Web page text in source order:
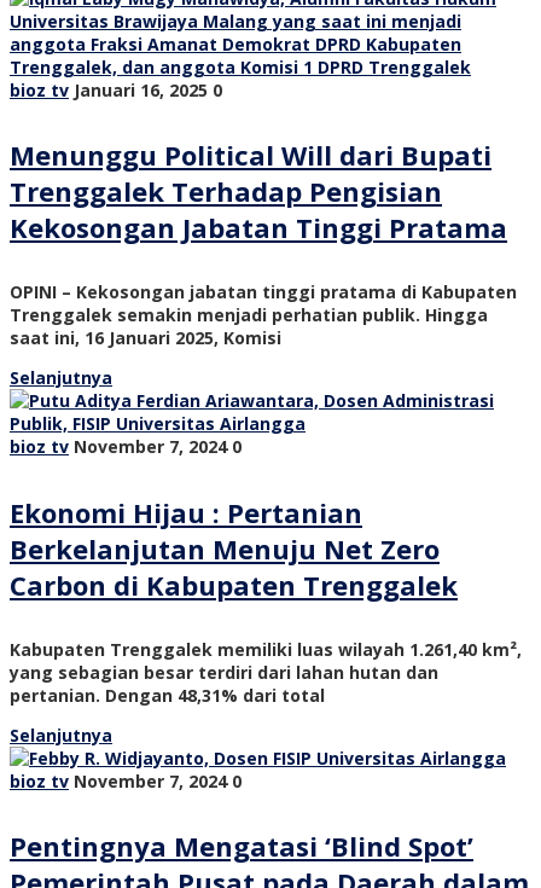
bioz tv Januari 16, 2025 0
Menunggu Political Will dari Bupati
Trenggalek Terhadap Pengisian
Kekosongan Jabatan Tinggi Pratama
OPINI – Kekosongan jabatan tinggi pratama di Kabupaten
Trenggalek semakin menjadi perhatian publik. Hingga
saat ini, 16 Januari 2025, Komisi
Selanjutnya
bioz tv November 7, 2024 0
Ekonomi Hijau : Pertanian
Berkelanjutan Menuju Net Zero
Carbon di Kabupaten Trenggalek
Kabupaten Trenggalek memiliki luas wilayah 1.261,40 km²,
yang sebagian besar terdiri dari lahan hutan dan
pertanian. Dengan 48,31% dari total
Selanjutnya
bioz tv November 7, 2024 0
Pentingnya Mengatasi ‘Blind Spot’